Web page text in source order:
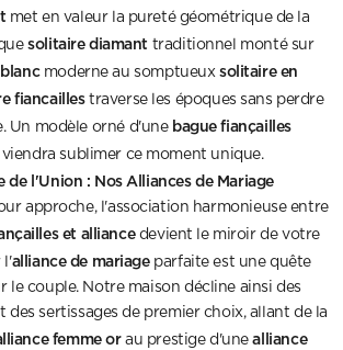
met en valeur la pureté géométrique de la
solitaire diamant traditionnel monté sur
moderne au somptueux solitaire en
fiancaillestraverse les époques sans perdre
Un modèle orné d'une bague fiançailles
sublimer ce moment unique.
de l'Union : Nos Alliances de Mariage
approche, l'association harmonieuse entre
et alliancedevient le miroir de votre
l'alliance de mariageparfaite est une quête
le couple. Notre maison décline ainsi des
des sertissages de premier choix, allant de la
femme orau prestige d'unealliance